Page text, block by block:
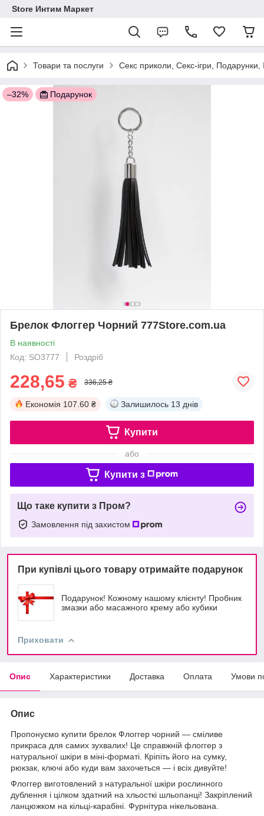
Store Интим Маркет
Товари та послуги Секс приколи, Секс-ігри, Подарунки,
–32% Подарунок
Брелок Флоггер Чорний 777Store.com.ua
В наявності
Код: SO3777
Роздріб
228,65 ₴ 336,25 ₴
Економія 107.60 ₴ Залишилось 13 днів
Купити
або
Купити з
Що таке купити з Пром?
Замовлення під захистом
При купівлі цього товару отримайте подарунок
Подарунок! Кожному нашому клієнту! Пробник
змазки або масажного крему або кубики
Приховати
Опис Характеристики Доставка Оплата Умови
Опис
Пропонуємо купити брелок Флоггер чорний — сміливе
прикраса для самих зухвалих! Це справжній флоггер з
натуральної шкіри в міні-форматі. Кріпіть його на сумку,
рюкзак, ключі або куди вам захочеться — і всіх дивуйте!
Флоггер виготовлений з натуральної шкіри рослинного
дублення і цілком здатний на хльосткі шльопанці! Закріплений
ланцюжком на кільці-карабіні. Фурнітура нікельована.